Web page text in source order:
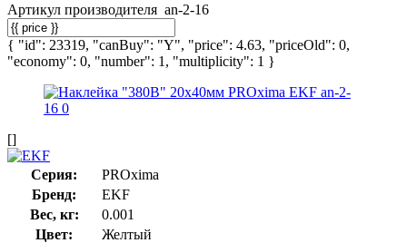
Артикул производителя an-2-16
{ "id": 23319, "canBuy": "Y", "price": 4.63, "priceOld": 0,
"economy": 0, "number": 1, "multiplicity": 1 }
[]
Серия:
PROxima
Бренд:
EKF
Вес, кг:
0.001
Цвет:
Желтый